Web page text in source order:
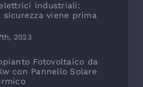
industriali:
sicurezza viene prima
2023
Fotovoltaico da
con Pannello Solare